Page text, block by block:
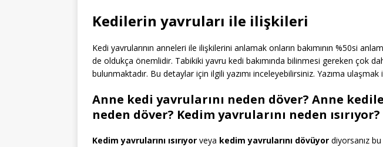
Kedilerin yavruları ile ilişkileri
Kedi yavrularının anneleri ile ilişkilerini anlamak onların bakımının %50si
de oldukça önemlidir. Tabikiki yavru kedi bakımında bilinmesi gereken çok
bulunmaktadır. Bu detaylar için ilgili yazımı inceleyebilirsiniz. Yazıma ulaşmak
Anne kedi yavrularını neden döver? Anne
neden döver? Kedim yavrularını neden ısırıyor?
Kedim yavrularını ısırıyor veya kedim yavrularını dövüyor diyorsanız